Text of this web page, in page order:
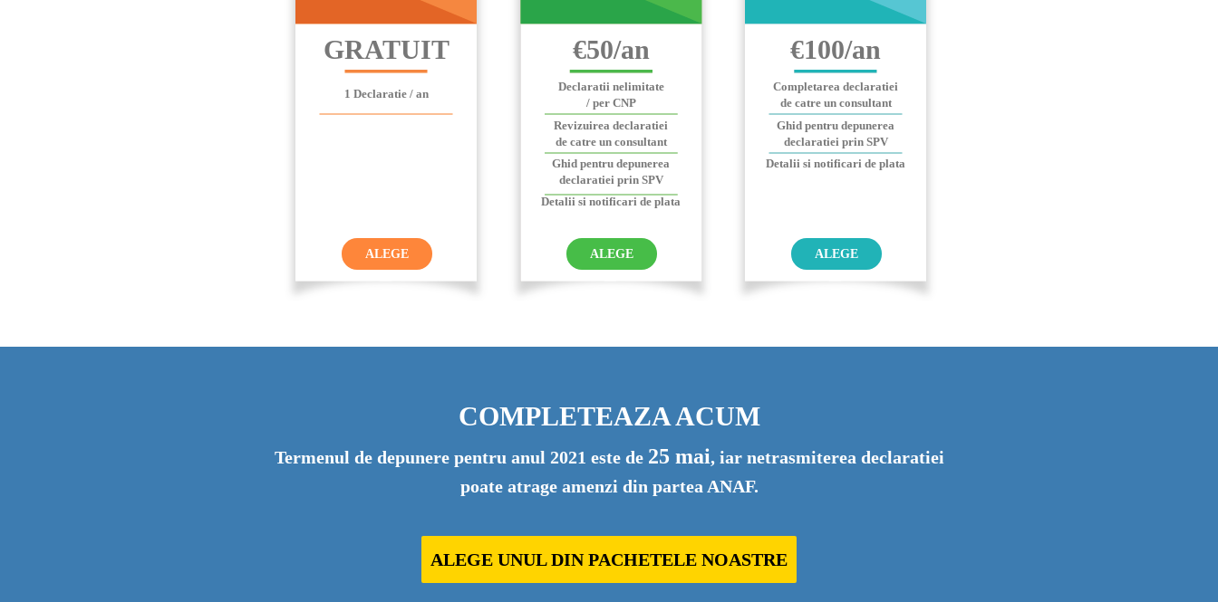
GRATUIT
1 Declaratie / an
ALEGE
€50/an
Declaratii nelimitate
/ per CNP
Revizuirea declaratiei
de catre un consultant
Ghid pentru depunerea
declaratiei prin SPV
Detalii si notificari de plata
ALEGE
€100/an
Completarea declaratiei
de catre un consultant
Ghid pentru depunerea
declaratiei prin SPV
Detalii si notificari de plata
ALEGE
COMPLETEAZA ACUM
Termenul de depunere pentru anul 2021 este de 25 mai, iar netrasmiterea declaratiei
poate atrage amenzi din partea ANAF.
ALEGE UNUL DIN PACHETELE NOASTRE